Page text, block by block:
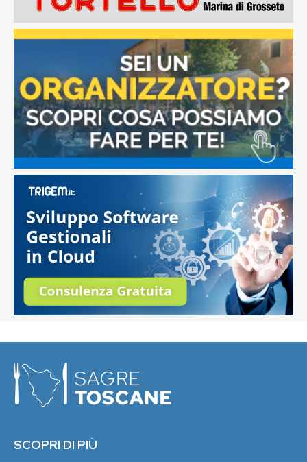
SCOPRI DI PIÙ